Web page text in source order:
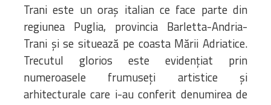
Trani este un oraș italian ce face parte din
regiunea Puglia, provincia Barletta-Andria-
Trani și se situează pe coasta Mării Adriatice.
Trecutul glorios este evidențiat prin
numeroasele frumuseți artistice și
arhitecturale care i-au conferit denumirea de